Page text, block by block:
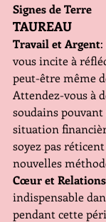
Signes de Terre
TAUREAU
Travail et Argent:
vous incite à
peut-être même
Attendez-vous à
soudains
situation
soyez pas
nouvelles
Cœur et Relations
indispensable
pendant cette